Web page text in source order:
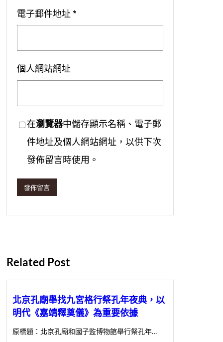
電子郵件地址 *
個人網站網址
在瀏覽器中儲存顯示名稱、電子郵
件地址及個人網站網址，以供下次
發佈留言時使用。
Related Post
北京孔廟舉找九宮格行祭孔年夜典，以
明代《嘉靖釋奠儀》為重要依據
原標題：北京孔廟和國子監博物館舉行祭孔年…